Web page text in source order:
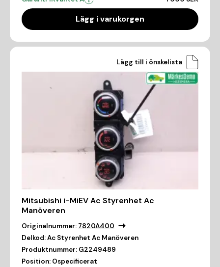
Lägg i varukorgen
Lägg till i önskelista
Mitsubishi i-MiEV Ac Styrenhet Ac
Manöveren
Originalnummer: 7820A400
Delkod:Ac Styrenhet Ac Manöveren
Produktnummer: G2249489
Position: Ospecificerat